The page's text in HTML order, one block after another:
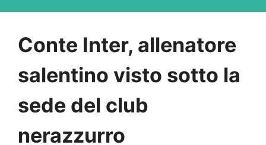
Conte Inter, allenatore
salentino visto sotto la
sede del club
nerazzurro